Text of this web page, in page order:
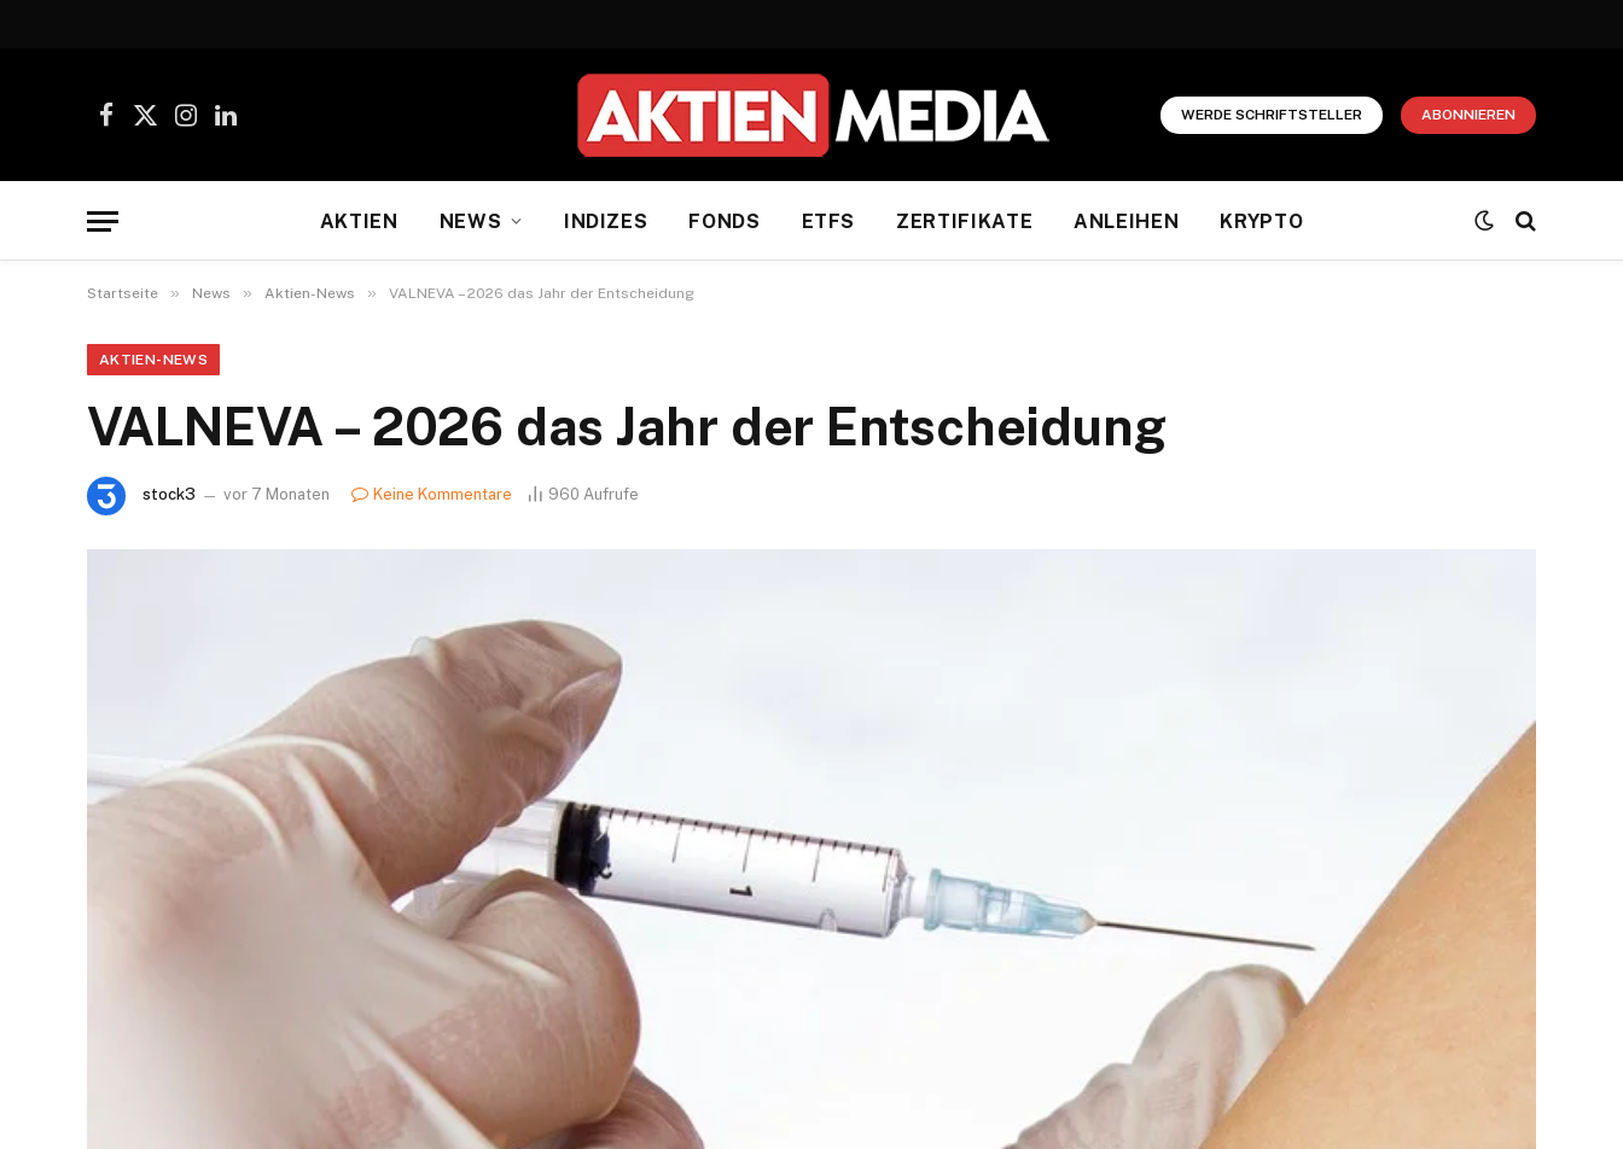
Facebook
X
InstagramLinkedIn
WERDE SCHRIFTSTELLER ABONNIEREN
AKTIEN NEWS INDIZES FONDS ETFS ZERTIFIKATE ANLEIHEN KRYPTO
Startseite » News » Aktien-News » VALNEVA – 2026 das Jahr der Entscheidung
AKTIEN-NEWS
VALNEVA – 2026 das Jahr der Entscheidung
stock3 vor 7 Monaten Keine Kommentare 960 Aufrufe